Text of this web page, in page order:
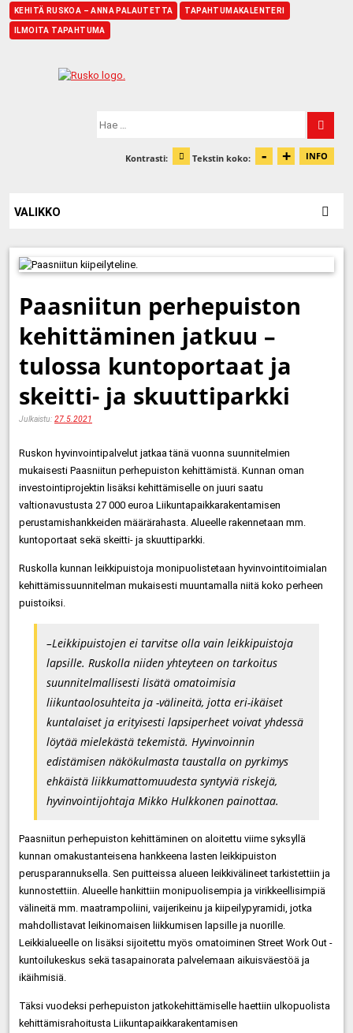
KEHITÄ RUSKOA – ANNA PALAUTETTA TAPAHTUMAKALENTERI
ILMOITA TAPAHTUMA
Hae:
Kontrasti: Muuta kontrastia
Tekstin koko: - + INFO
VALIKKO
Paasniitun perhepuiston
kehittäminen jatkuu –
tulossa kuntoportaat ja
skeitti- ja skuuttiparkki
Julkaistu: 27.5.2021
Ruskon hyvinvointipalvelut jatkaa tänä vuonna suunnitelmien
mukaisesti Paasniitun perhepuiston kehittämistä. Kunnan oman
investointiprojektin lisäksi kehittämiselle on juuri saatu
valtionavustusta 27 000 euroa Liikuntapaikkarakentamisen
perustamishankkeiden määrärahasta. Alueelle rakennetaan mm.
kuntoportaat sekä skeitti- ja skuuttiparkki.
Ruskolla kunnan leikkipuistoja monipuolistetaan hyvinvointitoimialan
kehittämissuunnitelman mukaisesti muuntamalla niitä koko perheen
puistoiksi.
–Leikkipuistojen ei tarvitse olla vain leikkipuistoja
lapsille. Ruskolla niiden yhteyteen on tarkoitus
suunnitelmallisesti lisätä omatoimisia
liikuntaolosuhteita ja -välineitä, jotta eri-ikäiset
kuntalaiset ja erityisesti lapsiperheet voivat yhdessä
löytää mielekästä tekemistä. Hyvinvoinnin
edistämisen näkökulmasta taustalla on pyrkimys
ehkäistä liikkumattomuudesta syntyviä riskejä,
hyvinvointijohtaja Mikko Hulkkonen painottaa.
Paasniitun perhepuiston kehittäminen on aloitettu viime syksyllä
kunnan omakustanteisena hankkeena lasten leikkipuiston
perusparannuksella. Sen puitteissa alueen leikkivälineet tarkistettiin ja
kunnostettiin. Alueelle hankittiin monipuolisempia ja virikkeellisimpiä
välineitä mm. maatrampoliini, vaijerikeinu ja kiipeilypyramidi, jotka
mahdollistavat leikinomaisen liikkumisen lapsille ja nuorille.
Leikkialueelle on lisäksi sijoitettu myös omatoiminen Street Work Out -
kuntoilukeskus sekä tasapainorata palvelemaan aikuisväestöä ja
ikäihmisiä.
Täksi vuodeksi perhepuiston jatkokehittämiselle haettiin ulkopuolista
kehittämisrahoitusta Liikuntapaikkarakentamisen